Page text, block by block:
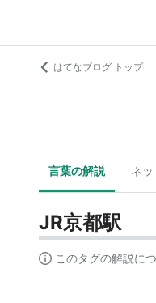
はてなブログ トップ
言葉の解説 ネ
JR京都駅
このタグの解説に